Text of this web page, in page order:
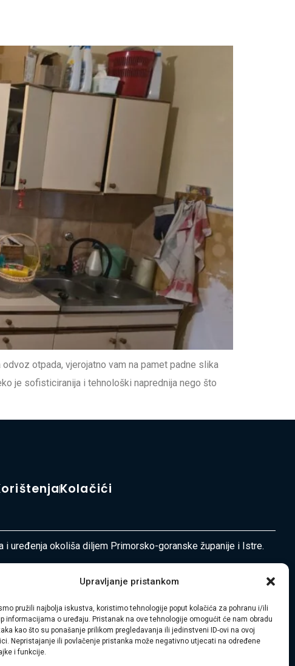
Upravljanje pristankom
pružili najbolja iskustva, koristimo tehnologije poput kolačića za pohranu i/ili
informacijama o uređaju. Pristanak na ove tehnologije omogućit će nam obradu
kao što su ponašanje prilikom pregledavanja ili jedinstveni ID-ovi na ovoj
Nepristajanje ili povlačenje pristanka može negativno utjecati na određene
i funkcije.
otpada, vjerojatno vam na pamet padne slika
je sofisticiranija i tehnološki naprednija nego što
Kolačići
i uređenja okoliša diljem Primorsko-goranske županije i Istre.